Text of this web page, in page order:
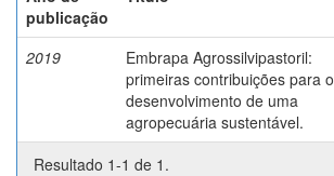
publicação
2019
Embrapa Agrossilvipastoril:
primeiras contribuições para o
desenvolvimento de uma
agropecuária sustentável.
Resultado 1-1 de 1.